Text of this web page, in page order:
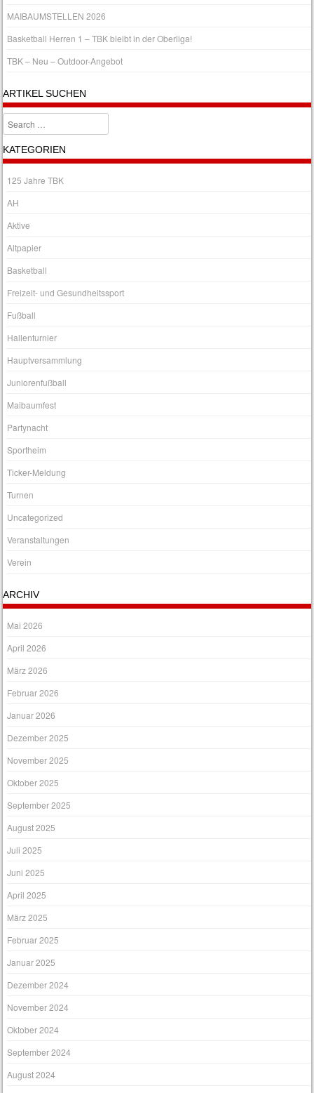
MAIBAUMSTELLEN 2026
Basketball Herren 1 – TBK bleibt in der Oberliga!
TBK – Neu – Outdoor-Angebot
ARTIKEL SUCHEN
Search
KATEGORIEN
125 Jahre TBK
AH
Aktive
Altpapier
Basketball
Freizeit- und Gesundheitssport
Fußball
Hallenturnier
Hauptversammlung
Juniorenfußball
Maibaumfest
Partynacht
Sportheim
Ticker-Meldung
Turnen
Uncategorized
Veranstaltungen
Verein
ARCHIV
Mai 2026
April 2026
März 2026
Februar 2026
Januar 2026
Dezember 2025
November 2025
Oktober 2025
September 2025
August 2025
Juli 2025
Juni 2025
April 2025
März 2025
Februar 2025
Januar 2025
Dezember 2024
November 2024
Oktober 2024
September 2024
August 2024